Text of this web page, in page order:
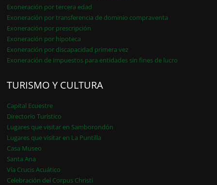
Exoneración por tercera edad
Exoneración por transferencia de dominio compraventa
Exoneración por prescripción
Exoneración por hipoteca
Exoneración por discapacidad primera vez
Exoneración de impuestos para entidades sin fines de lucro
TURISMO Y CULTURA
Capital Ecuestre
Directorio Turístico
Lugares que visitar en Samborondón
Lugares que visitar en La Puntilla
Casa Museo
Santa Ana
Vía Crucis Acuático
Celebración del Corpus Christi